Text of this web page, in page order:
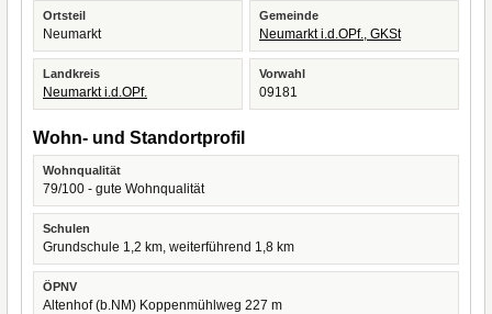
Ortsteil
Neumarkt
Gemeinde
Neumarkt i.d.OPf., GKSt
Landkreis
Neumarkt i.d.OPf.
Vorwahl
09181
Wohn- und Standortprofil
Wohnqualität
79/100 - gute Wohnqualität
Schulen
Grundschule 1,2 km, weiterführend 1,8 km
ÖPNV
Altenhof (b.NM) Koppenmühlweg 227 m